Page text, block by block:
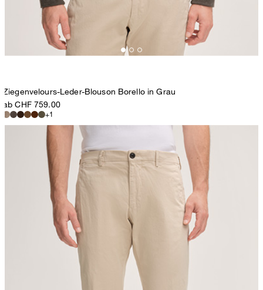
Ziegenvelours-Leder-Blouson Borello in Grau
ab CHF 759.00
+1